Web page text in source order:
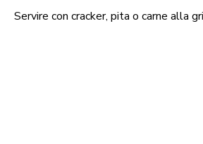
Servire con cracker, pita o carne alla